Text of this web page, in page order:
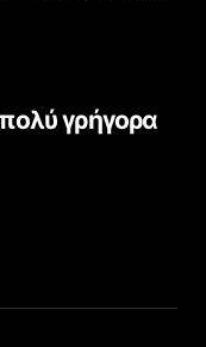
γρήγορα